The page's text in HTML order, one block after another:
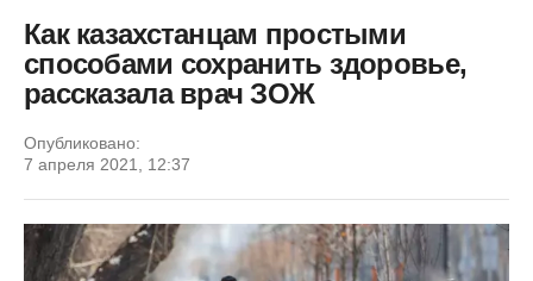
Как казахстанцам простыми
способами сохранить здоровье,
рассказала врач ЗОЖ
Опубликовано:
7 апреля 2021, 12:37